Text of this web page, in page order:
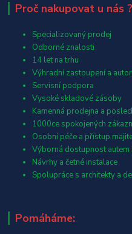
Proč nakupovat u nás
Specializovaný prodej
Odborné znalosti
14 let na trhu
Výhradní zastoupení a
Servisní podpora
Vysoké skladové zásoby
Kamenná prodejna a
1000ce spokojených
Osobní péče a přístup
Výborná dostupnost
Návrhy a četné instalace
Spolupráce s architekty a
Pomáháme: